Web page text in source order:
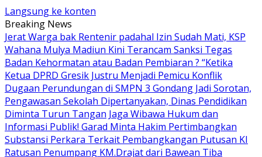
Langsung ke konten
Breaking News
Jerat Warga bak Rentenir padahal Izin Sudah Mati, KSP
Wahana Mulya Madiun Kini Terancam Sanksi Tegas
Badan Kehormatan atau Badan Pembiaran ? “Ketika
Ketua DPRD Gresik Justru Menjadi Pemicu Konflik
Dugaan Perundungan di SMPN 3 Gondang Jadi Sorotan,
Pengawasan Sekolah Dipertanyakan, Dinas Pendidikan
Diminta Turun Tangan Jaga Wibawa Hukum dan
Informasi Publik! Garad Minta Hakim Pertimbangkan
Substansi Perkara Terkait Pembangkangan Putusan KI
Ratusan Penumpang KM.Drajat dari Bawean Tiba